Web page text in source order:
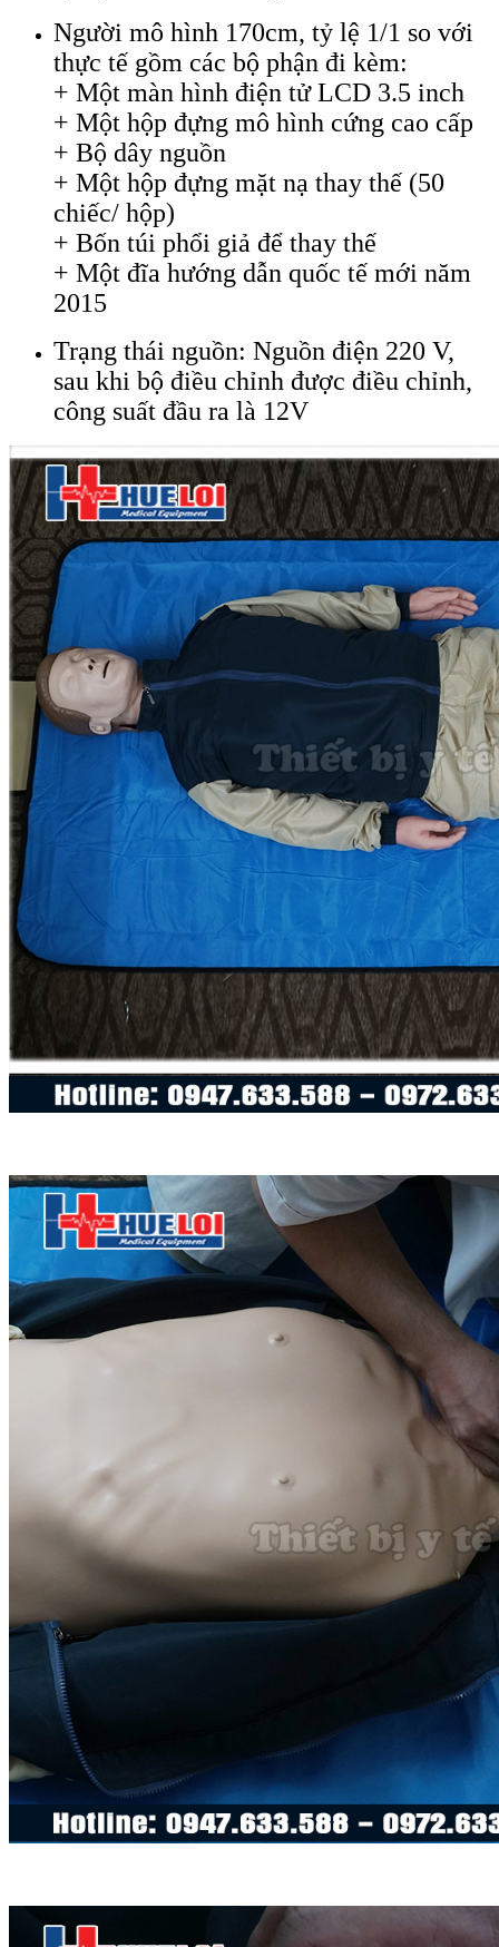
Người mô hình 170cm, tỷ lệ 1/1 so với
thực tế gồm các bộ phận đi kèm:
+ Một màn hình điện tử LCD 3.5 inch
+ Một hộp đựng mô hình cứng cao cấp
+ Bộ dây nguồn
+ Một hộp đựng mặt nạ thay thế (50
chiếc/ hộp)
+ Bốn túi phổi giả để thay thế
+ Một đĩa hướng dẫn quốc tế mới năm
2015
Trạng thái nguồn: Nguồn điện 220 V,
sau khi bộ điều chỉnh được điều chỉnh,
công suất đầu ra là 12V